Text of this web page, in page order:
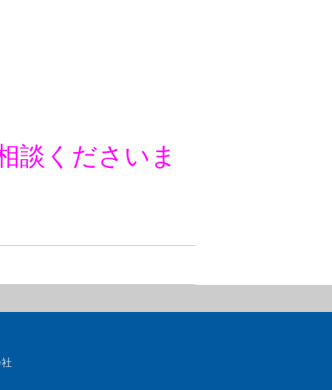
談くださいま